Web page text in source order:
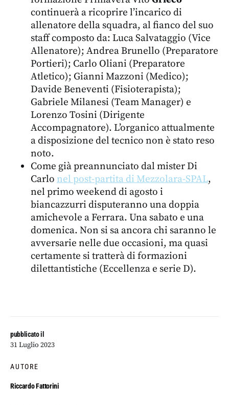
pubblicato il
31 Luglio 2023
AUTORE
Riccardo Fattorini
continuerà a ricoprire l’incarico di
allenatore della squadra, al fianco del suo
staff composto da: Luca Salvataggio (Vice
Allenatore); Andrea Brunello (Preparatore
Portieri); Carlo Oliani (Preparatore
Atletico); Gianni Mazzoni (Medico);
Davide Beneventi (Fisioterapista);
Gabriele Milanesi (Team Manager) e
Lorenzo Tosini (Dirigente
Accompagnatore). L’organico attualmente
a disposizione del tecnico non è stato reso
noto.
Come già preannunciato dal mister Di
Carlo nel post-partita di Mezzolara-SPAL,
nel primo weekend di agosto i
biancazzurri disputeranno una doppia
amichevole a Ferrara. Una sabato e una
domenica. Non si sa ancora chi saranno le
avversarie nelle due occasioni, ma quasi
certamente si tratterà di formazioni
dilettantistiche (Eccellenza e serie D).